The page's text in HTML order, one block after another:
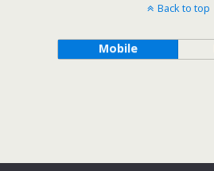
Back to top
Mobile